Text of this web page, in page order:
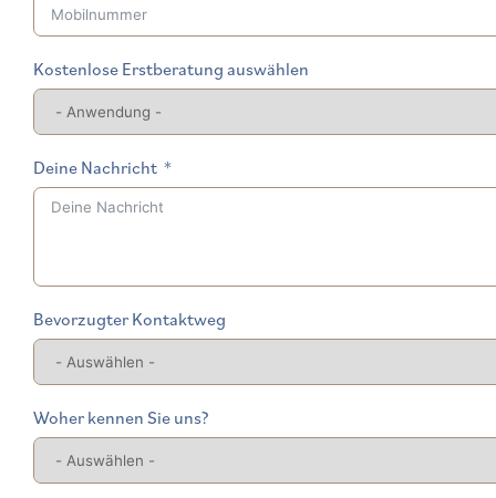
Kostenlose Erstberatung auswählen
Deine Nachricht
Bevorzugter Kontaktweg
Woher kennen Sie uns?